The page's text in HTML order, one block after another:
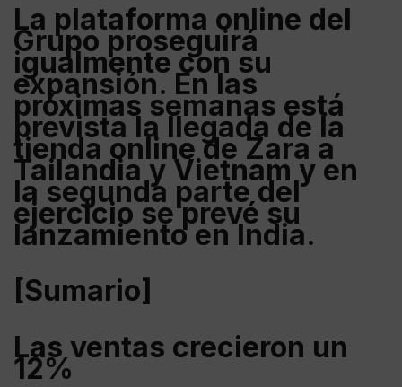
La plataforma online del
Grupo proseguirá
igualmente con su
expansión. En las
próximas semanas está
prevista la llegada de la
tienda online de Zara a
Tailandia y Vietnam y en
la segunda parte del
ejercicio se prevé su
lanzamiento en India.
[Sumario]
Las ventas crecieron un
12%